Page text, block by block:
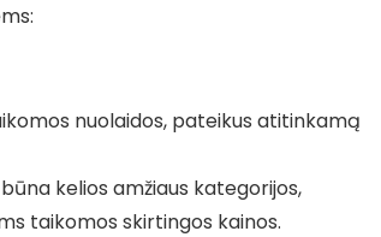
nuolaidos, pateikus atitinkamą
kelios amžiaus kategorijos,
taikomos skirtingos kainos.